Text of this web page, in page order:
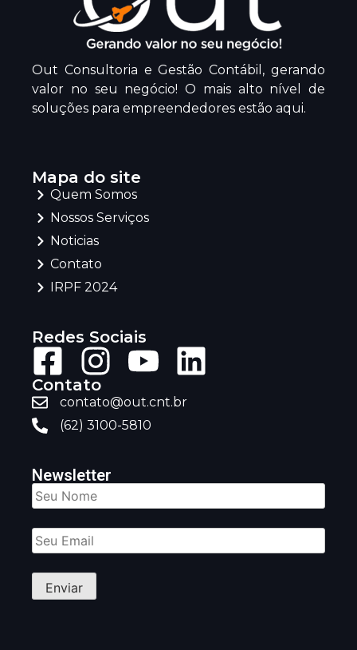
Out Consultoria e Gestão Contábil, gerando
valor no seu negócio! O mais alto nível de
soluções para empreendedores estão aqui.
Mapa do site
Quem Somos
Nossos Serviços
Noticias
Contato
IRPF 2024
Redes Sociais
Contato
contato@out.cnt.br
(62) 3100-5810
Newsletter